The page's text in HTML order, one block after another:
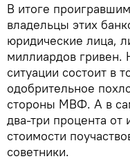
В итоге
владельцы этих
юридические лица,
миллиардов гривен.
ситуации состоит в
одобрительное
стороны МВФ. А в
два-три процента от
стоимости
советники.